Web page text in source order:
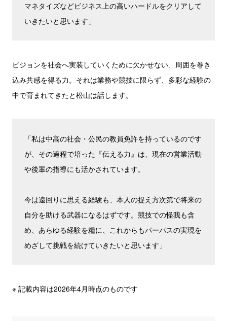
マネタイズなどビジネス上の高いハードルをクリアして
いきたいと思います」
ビジョンを社会へ実装していくために欠かせない、周囲を巻き
込み共感を得る力。それは業務や競技に限らず、多彩な経験の
中で育まれてきたと松山は話します。
「私は中高の社会・公民の教員免許を持っているのです
が、その過程で培った『伝える力』は、現在の営業活動
や後輩の指導にも活かされています。
今は遠回りに思える経験も、本人の捉え方次第で将来の
自分を助ける武器になるはずです。競技での怪我も含
め、あらゆる経験を糧に、これからもパーパスの実現を
めざして挑戦を続けていきたいと思います」
※ 記載内容は2026年4月時点のものです